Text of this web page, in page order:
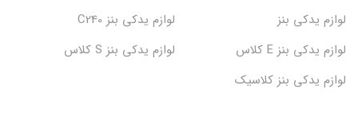
لوازم یدکی بنز
لوازم یدکی بنز C240
لوازم یدکی بنز E کلاس
لوازم یدکی بنز S کلاس
لوازم یدکی بنز کلاسیک